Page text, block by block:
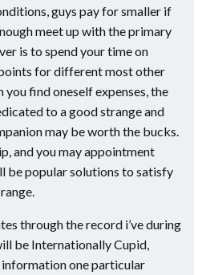
guys pay for smaller if
meet up with the primary
is to spend your time on
for different most other
find oneself expenses, the
to a good strange and
may be worth the bucks.
and you may appointment
be popular solutions to satisfy
through the record i’ve during
be Internationally Cupid,
one particular